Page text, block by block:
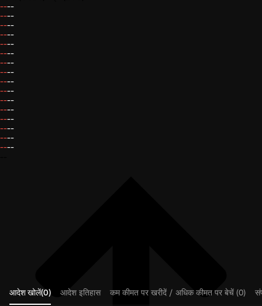
----
----
----
----
----
----
----
----
----
----
----
----
----
----
----
----
आदेश खोलें(0) आदेश इतिहास कम कीमत पर खरीदें / अधिक कीमत पर बेचें (0)